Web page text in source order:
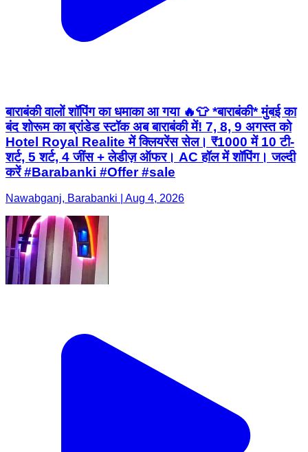
बाराबंकी वालों शॉपिंग का धमाका आ गया 🔥👕 *बाराबंकी* मुंबई का
बंद शोरूम का ब्रांडेड स्टॉक अब बाराबंकी में! 7, 8, 9 अगस्त को
Hotel Royal Realite में क्लियरेंस सेल। ₹1000 में 10 टी-
शर्ट, 5 शर्ट, 4 जींस + लेडीज़ ऑफर। AC हॉल में शॉपिंग। जल्दी
करें #Barabanki #Offer #sale
Nawabganj, Barabanki | Aug 4, 2026